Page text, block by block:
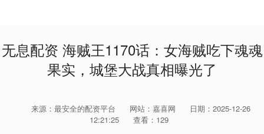
无息配资 海贼王1170话：女海贼吃下魂魂
果实，城堡大战真相曝光了
来源：最安全的配资平台 网站：嘉喜网
日期：2025-12-26
12:21:25
查看：129